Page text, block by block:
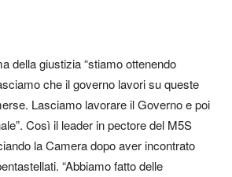
della giustizia “stiamo ottenendo
che il governo lavori su queste
Lasciamo lavorare il Governo e poi
Così il leader in pectore del M5S
la Camera dopo aver incontrato
“Abbiamo fatto delle